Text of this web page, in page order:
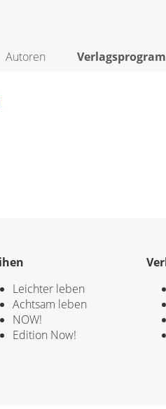
Autoren
Leichter leben
Achtsam leben
NOW!
Edition Now!